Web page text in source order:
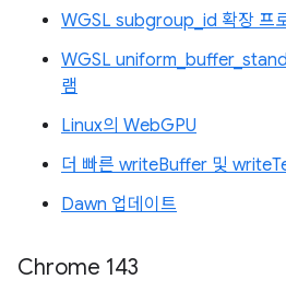
WGSL subgroup_id 확장 프
WGSL
램
Linux의 WebGPU
더 빠른 writeBuffer 및
Dawn 업데이트
Chrome 143